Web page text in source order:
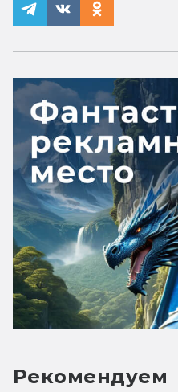
Рекомендуем